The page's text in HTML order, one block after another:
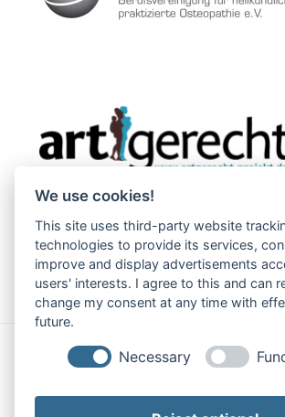
We use cookies!
This site uses third-party website
technologies to provide its services,
improve and display advertisements
users' interests. I agree to this and can
change my consent at any time with
future.
Necessary